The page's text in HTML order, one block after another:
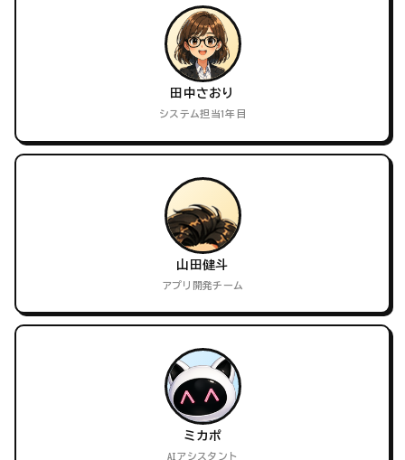
田中さおり
システム担当1年目
山田健斗
アプリ開発チーム
ミカポ
AIアシスタント